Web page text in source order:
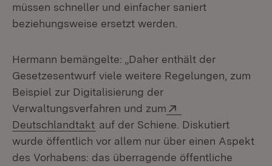
müssen schneller und einfacher saniert
beziehungsweise ersetzt werden.
Hermann bemängelte: „Daher enthält der
Gesetzesentwurf viele weitere Regelungen, zum
Beispiel zur Digitalisierung der
Verwaltungsverfahren und zum
Deutschlandtakt (Öffnet in neuem Fenster)
auf der Schiene. Diskutiert
wurde öffentlich vor allem nur über einen Aspekt
des Vorhabens: das überragende öffentliche